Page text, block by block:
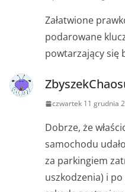
Załatwione
podarowane
powtarzający się
czwartek 11 grudnia
Dobrze, że
samochodu
za parkingiem
uszkodzenia) i